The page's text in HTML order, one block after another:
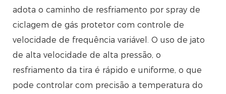
adota o caminho de resfriamento por spray de
ciclagem de gás protetor com controle de
velocidade de frequência variável. O uso de jato
de alta velocidade de alta pressão, o
resfriamento da tira é rápido e uniforme, o que
pode controlar com precisão a temperatura do